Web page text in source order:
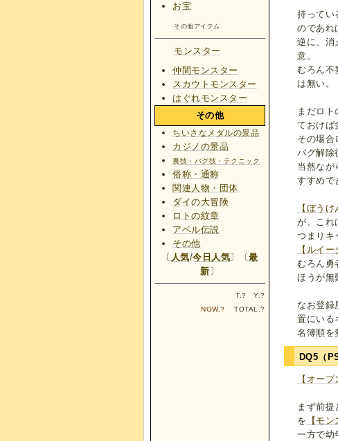
持ってい
のであれ
逆に、消
意。
むろん不
は無い。
まだロ
ておけば
その場合
バグ解除
当然なが
すすめで
【ぼうけ
が、これ
つまりキ
【ルイ
むろん勇
ほうが無
なお登録
置にいる
名簿順を
DQ5（
【オー
まず前
を
【モ
一方で幼
お宝
その他アイテム
モンスター
仲間モンスター
スカウトモンスター
はぐれモンスター
その他
ちいさなメダルの景品
カジノの景品
裏技・バグ技・テクニック
俗称・通称
関連人物・団体
ダイの大冒険
ロトの紋章
アベル伝説
その他
〔 人気/今日人気〕〔最
新 〕
T.? Y.?
NOW.? TOTAL.?